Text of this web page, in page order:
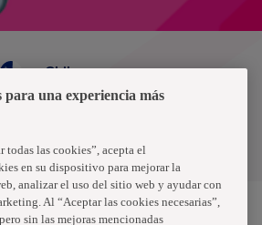
y condiciones
Chile
para una experiencia más
todas las cookies”, acepta el
en su dispositivo para mejorar la
analizar el uso del sitio web y ayudar con
Al “Aceptar las cookies necesarias”,
sin las mejoras mencionadas